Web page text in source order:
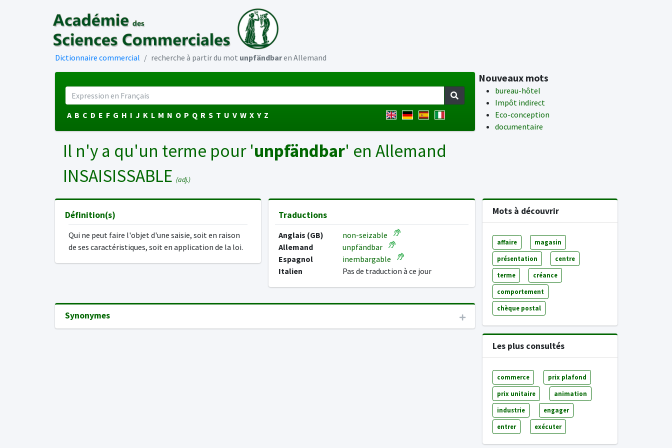
Dictionnaire commercial recherche à partir du mot unpfändbaren Allemand
A B C D E F G H I J K L M N O P Q R S T U V W X Y Z
Nouveaux mots
bureau-hôtel
Impôt indirect
Eco-conception
documentaire
Il n'y a qu'un terme pour 'unpfändbar' en Allemand
INSAISISSABLE (adj.)
Définition(s)
Qui ne peut faire l'objet d'une saisie, soit en raison
de ses caractéristiques, soit en application de la loi.
Traductions
Anglais (GB)
non-seizable
Allemand
unpfändbar
Espagnol
inembargable
Italien
Pas de traduction à ce jour
Synonymes
Mots à découvrir
affaire magasin
présentation centre
terme créance
comportement
chèque postal
Les plus consultés
commerce prix plafond
prix unitaire animation
industrie engager
entrer exécuter